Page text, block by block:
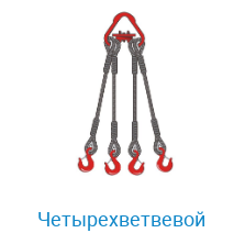
Четырехветвевой